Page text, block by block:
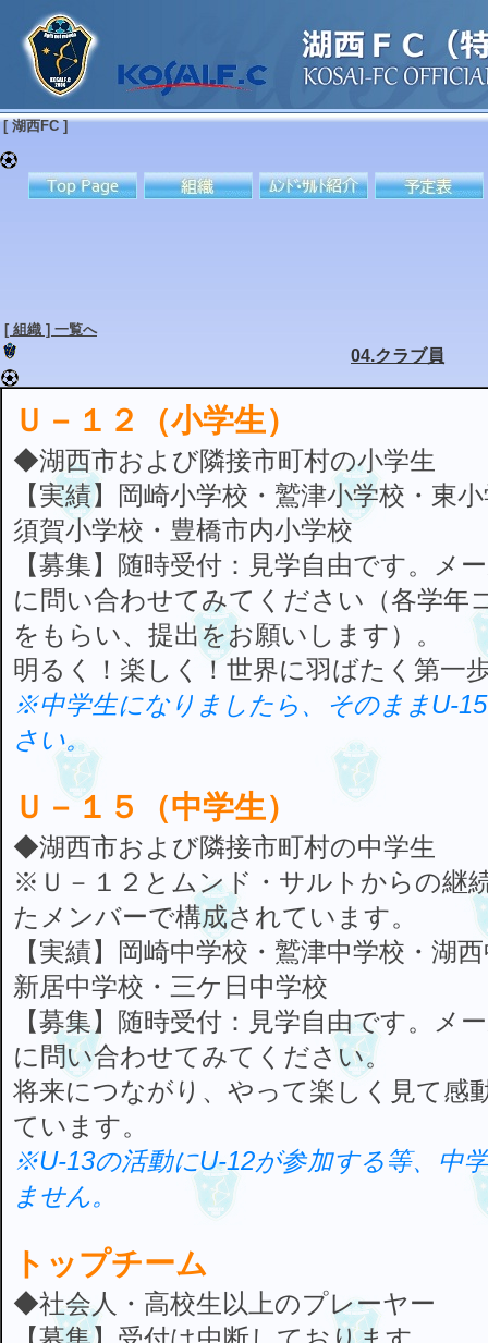
[ 湖西FC ]
[ 組織 ] 一覧へ
04.クラブ員
Ｕ－１２（小学生）
◆湖西市および隣接市町村の小学生
【実績】岡崎小学校・鷲津小学校・東
須賀小学校・豊橋市内小学校
【募集】随時受付：見学自由です。メ
に問い合わせてみてください（各学年
をもらい、提出をお願いします）。
明るく！楽しく！世界に羽ばたく第一
※中学生になりましたら、そのままU-
さい。
Ｕ－１５（中学生）
◆湖西市および隣接市町村の中学生
※Ｕ－１２とムンド・サルトからの継
たメンバーで構成されています。
【実績】岡崎中学校・鷲津中学校・湖
新居中学校・三ケ日中学校
【募集】随時受付：見学自由です。メ
に問い合わせてみてください。
将来につながり、やって楽しく見て感
ています。
※U-13の活動にU-12が参加する等、中
ません。
トップチーム
◆社会人・高校生以上のプレーヤー